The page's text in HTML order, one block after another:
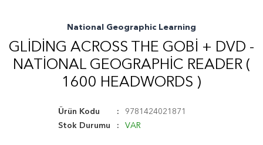
National Geographic Learning
GLIDING ACROSS THE GOBI + DVD -
NATIONAL GEOGRAPHIC READER (
1600 HEADWORDS )
Ürün Kodu
9781424021871
Stok Durumu
VAR